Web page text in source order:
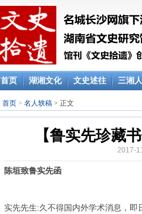
首页 湖湘文化 文史述往 三湘
首页 > 名人轶稿 > 正文
【鲁实先珍藏
2017-
陈垣致鲁实先函
实先先生:久不得国内外学术消息，